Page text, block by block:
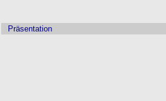
Präsentation